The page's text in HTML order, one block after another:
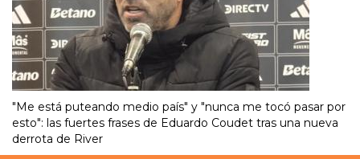
"Me está puteando medio país" y "nunca me tocó pasar por
esto": las fuertes frases de Eduardo Coudet tras una nueva
derrota de River